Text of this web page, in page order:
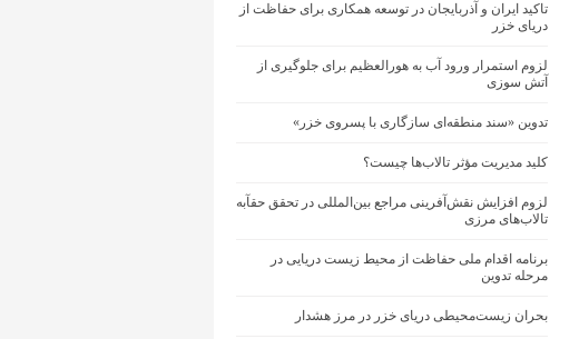
تاکید ایران و آذربایجان در توسعه همکاری برای حفاظت از
دریای خزر
لزوم استمرار ورود آب به هورالعظیم برای جلوگیری از
آتش سوزی
تدوین «سند منطقه‌ای سازگاری با پسروی خزر»
کلید مدیریت مؤثر تالاب‌ها چیست؟
لزوم افزایش نقش‌آفرینی مراجع بین‌المللی در تحقق حقآبه
تالاب‌های مرزی
برنامه اقدام ملی حفاظت از محیط‌ زیست دریایی در
مرحله تدوین
بحران زیست‌محیطی دریای خزر در مرز هشدار